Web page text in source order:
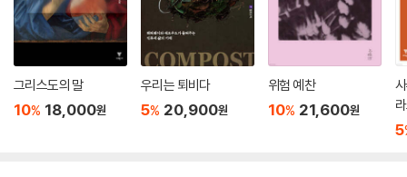
그리스도의 말
10% 18,000원
우리는 퇴비다
5% 20,900원
위험 예찬
10% 21,600원
5